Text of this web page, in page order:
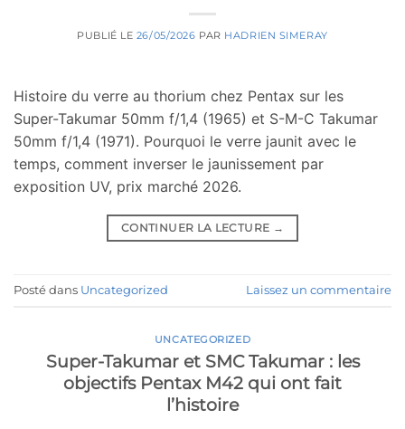
PUBLIÉ LE 26/05/2026 PAR HADRIEN SIMERAY
Histoire du verre au thorium chez Pentax sur les
Super-Takumar 50mm f/1,4 (1965) et S-M-C Takumar
50mm f/1,4 (1971). Pourquoi le verre jaunit avec le
temps, comment inverser le jaunissement par
exposition UV, prix marché 2026.
CONTINUER LA LECTURE →
Posté dans Uncategorized Laissez un commentaire
UNCATEGORIZED
Super-Takumar et SMC Takumar : les
objectifs Pentax M42 qui ont fait
l’histoire